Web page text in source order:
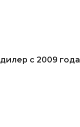
с 2009 года